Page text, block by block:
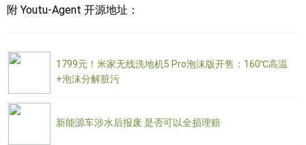
附 Youtu-Agent 开源地址：
1799元！米家无线洗地机5 Pro泡沫版开售：160℃高温
+泡沫分解脏污
新能源车涉水后报废 是否可以全损理赔